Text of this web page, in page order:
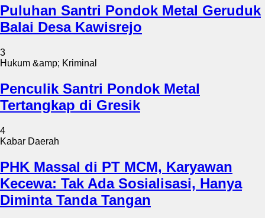
Puluhan Santri Pondok Metal Geruduk
Balai Desa Kawisrejo
3
Hukum &amp; Kriminal
Penculik Santri Pondok Metal
Tertangkap di Gresik
4
Kabar Daerah
PHK Massal di PT MCM, Karyawan
Kecewa: Tak Ada Sosialisasi, Hanya
Diminta Tanda Tangan